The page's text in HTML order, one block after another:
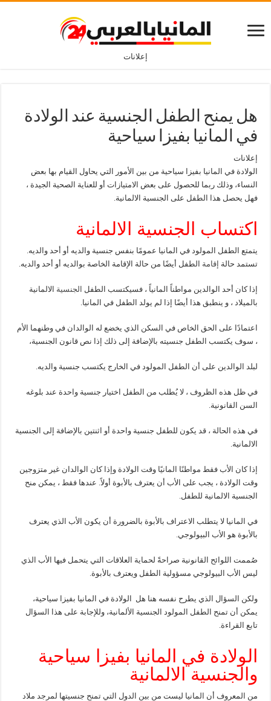
إعلانات
هل يمنح الطفل الجنسية عند الولادة
في المانيا بفيزا سياحية
إعلانات
الولادة في المانيا بفيزا سياحية من بين الأمور التي يحاول القيام بها بعض
النساء، وذلك ربما للحصول على بعض الامتيازات أو للعناية الصحية الجيدة ،
فهل يحصل هذا الطفل على الجنسية الالمانية.
اكتساب الجنسية الالمانية
يتمتع الطفل المولود في المانيا عمومًا بنفس جنسية والديه أو أحد والديه.
تستمد حالة إقامة الطفل أيضًا من حالة الإقامة الخاصة بوالديه أو أحد والديه.
إذا كان أحد الوالدين مواطناً المانياً ، فسيكتسب الطفل الجنسية الالمانية
بالميلاد ، و ينطبق هذا أيضًا إذا لم يولد الطفل في المانيا.
اعتمادًا على الحق الخاص في السكن الذي يخضع له الوالدان في وطنهما الأم
، سوف يكتسب الطفل جنسيته بالإضافة إلى ذلك إذا نص قانون الجنسية،
لبلد الوالدين على أن الطفل المولود في الخارج يكتسب جنسية والديه.
في ظل هذه الظروف ، لا يُطلب من الطفل اختيار جنسية واحدة عند بلوغه
السن القانونية.
في هذه الحالة ، قد يكون للطفل جنسية واحدة أو اثنتين بالإضافة إلى الجنسية
الالمانية.
إذا كان الأب فقط مواطنًا المانيًا وقت الولادة وإذا كان الوالدان غير متزوجين
وقت الولادة ، يجب على الأب أن يعترف بالأبوة أولاً. عندها فقط ، يمكن منح
الجنسية الالمانية للطفل.
في المانيا لا يتطلب الاعتراف بالأبوة بالضرورة أن يكون الأب الذي يعترف
بالأبوة هو الأب البيولوجي.
صُممت اللوائح القانونية صراحةً لحماية العلاقات التي يتحمل فيها الأب الذي
ليس الأب البيولوجي مسؤولية الطفل ويعترف بالأبوة.
ولكن السؤال الذي يطرح نفسه هنا هل الولادة في المانيا بفيزا سياحية،
يمكن أن تمنح الطفل المولود الجنسية الألمانية، وللإجابة على هذا السؤال
تابع القراءة.
الولادة في المانيا بفيزا سياحية
والجنسية الالمانية
من المعروف أن المانيا ليست من بين الدول التي تمنح جنسيتها لمرجد ملاد